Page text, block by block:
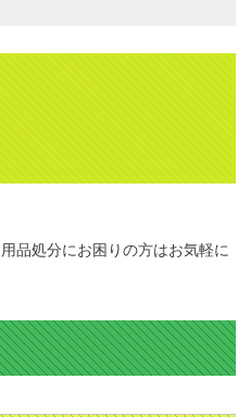
品処分にお困りの方はお気軽に